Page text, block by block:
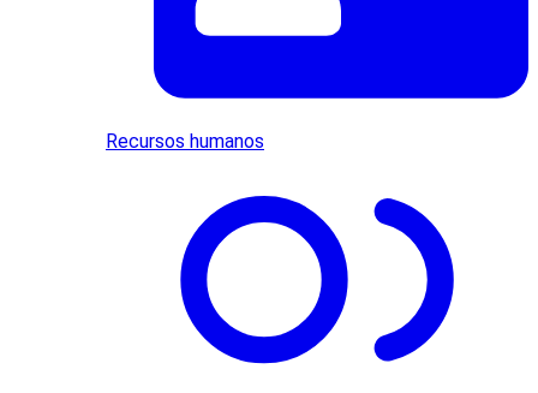
Recursos humanos